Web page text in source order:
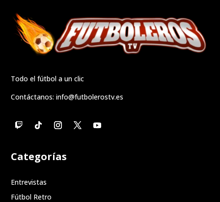
Todo el fútbol a un clic
Contáctanos:info@futbolerostv.es
Categorías
Entrevistas
Fútbol Retro